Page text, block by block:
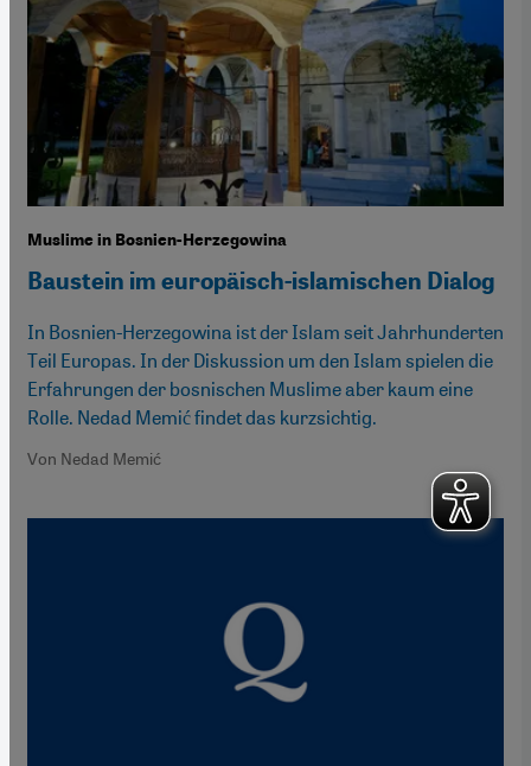
Muslime in Bosnien-Herzegowina
Baustein im europäisch-islamischen Dialog
In Bosnien-Herzegowina ist der Islam seit Jahrhunderten
Teil Europas. In der Diskussion um den Islam spielen die
Erfahrungen der bosnischen Muslime aber kaum eine
Rolle. Nedad Memić findet das kurzsichtig.
Von Nedad Memić